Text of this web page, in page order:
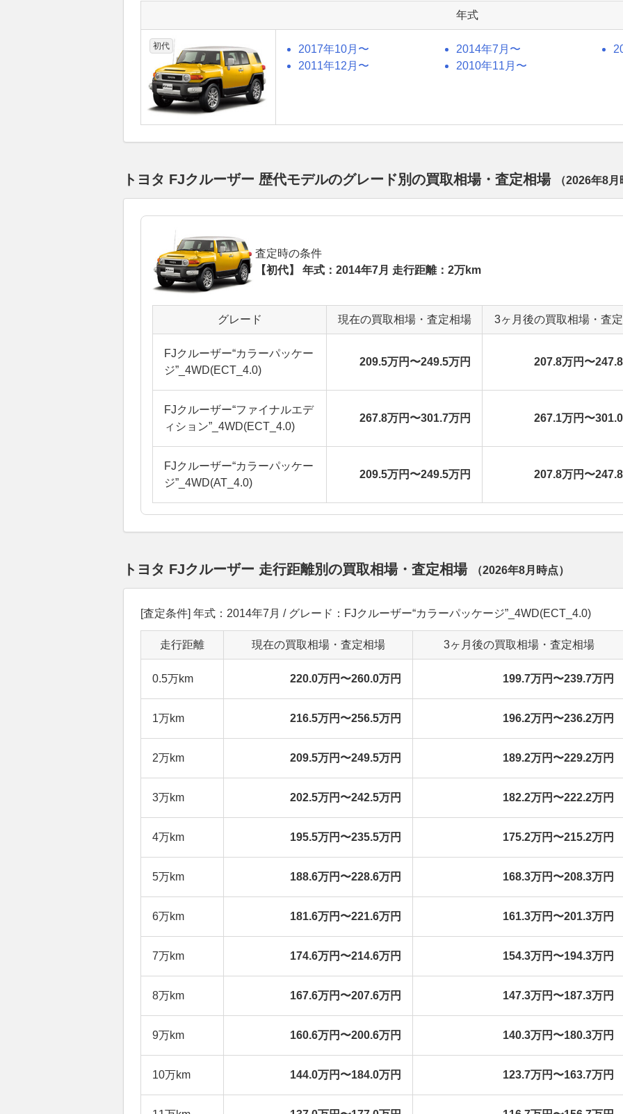
年式
初代 2017年10月〜 2014年7月〜
2011年12月〜
2010年11月〜
トヨタ FJクルーザー 歴代モデルのグレード別の買取相場・査定相場 （2026年8月
査定時の条件
【初代】 年式：2014年7月 走行距離：2万km
グレード 現在の買取相場・査定相場 3ヶ月後の買取相場・査
FJクルーザー“カラーパッケー
ジ”_4WD(ECT_4.0)
209.5万円〜249.5万円 207.8万円〜
FJクルーザー“ファイナルエデ
ィション”_4WD(ECT_4.0)
267.8万円〜301.7万円 267.1万円〜
FJクルーザー“カラーパッケー
ジ”_4WD(AT_4.0)
209.5万円〜249.5万円 207.8万円〜
トヨタ FJクルーザー 走行距離別の買取相場・査定相場 （2026年8月 時点）
[査定条件] 年式：2014年7月 / グレード：FJクルーザー“カラーパッケージ”_4WD(ECT_4.0)
走行距離 現在の買取相場・査定相場 3ヶ月後の買取相場・査定相場
0.5万km 220.0万円〜260.0万円 199.7万円〜239.7万円
1万km 216.5万円〜256.5万円 196.2万円〜236.2万円
2万km 209.5万円〜249.5万円 189.2万円〜229.2万円
3万km 202.5万円〜242.5万円 182.2万円〜222.2万円
4万km 195.5万円〜235.5万円 175.2万円〜215.2万円
5万km 188.6万円〜228.6万円 168.3万円〜208.3万円
6万km 181.6万円〜221.6万円 161.3万円〜201.3万円
7万km 174.6万円〜214.6万円 154.3万円〜194.3万円
8万km 167.6万円〜207.6万円 147.3万円〜187.3万円
9万km 160.6万円〜200.6万円 140.3万円〜180.3万円
10万km 144.0万円〜184.0万円 123.7万円〜163.7万円